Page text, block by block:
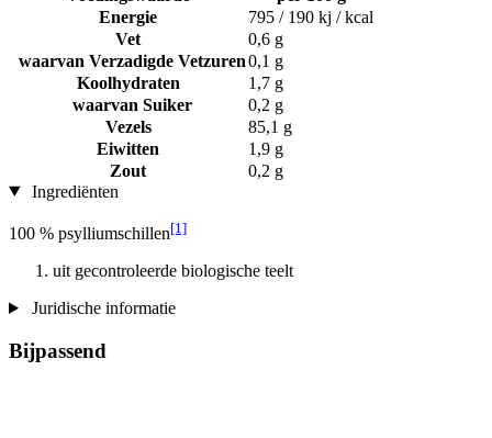
Energie
795 / 190 kj / kcal
Vet
0,6 g
waarvan Verzadigde Vetzuren0,1 g
Koolhydraten
1,7 g
waarvan Suiker
0,2 g
Vezels
85,1 g
Eiwitten
1,9 g
Zout
0,2 g
Ingrediënten
100 % psylliumschillen[1]
uit gecontroleerde biologische teelt
Juridische informatie
Bijpassend